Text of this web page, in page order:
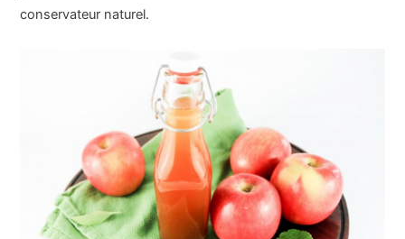
conservateur naturel.